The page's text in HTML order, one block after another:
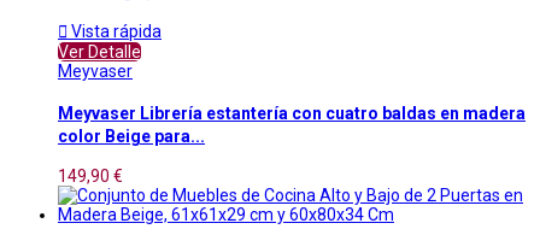
 Vista rápida
Ver Detalle
Meyvaser
Meyvaser Librería estantería con cuatro baldas en madera
color Beige para...
149,90 €